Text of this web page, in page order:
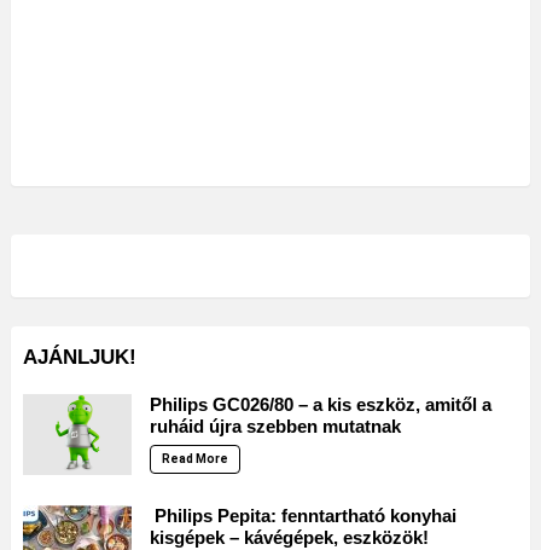
AJÁNLJUK!
Philips GC026/80 – a kis eszköz, amitől a
ruháid újra szebben mutatnak
Read More
Philips Pepita: fenntartható konyhai
kisgépek – kávégépek, eszközök!